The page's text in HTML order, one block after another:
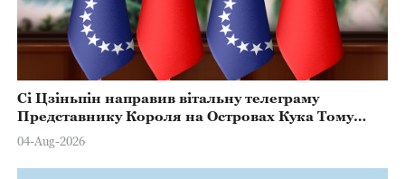
Сі Цзіньпін направив вітальну телеграму
Представнику Короля на Островах Кука Тому
Марстерсу з нагоди Дня Конституції
04-Aug-2026